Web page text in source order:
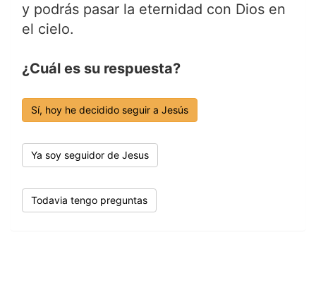
y podrás pasar la eternidad con Dios en
el cielo.
¿Cuál es su respuesta?
Sí, hoy he decidido seguir a Jesús
Ya soy seguidor de Jesus
Todavia tengo preguntas